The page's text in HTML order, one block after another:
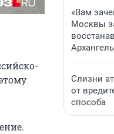
«Вам
Москвы
Слизни
от
способа